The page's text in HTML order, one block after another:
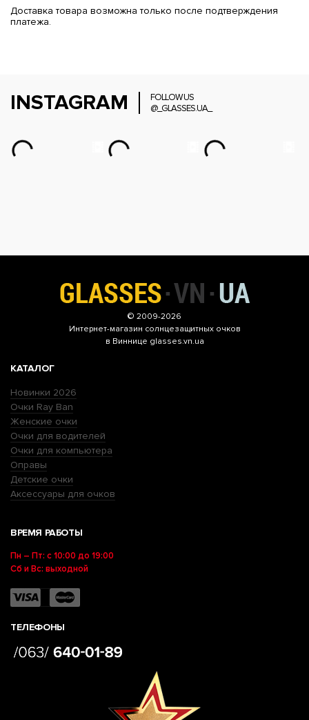
Доставка товара возможна только после подтверждения
платежа.
INSTAGRAM
FOLLOW US
@_GLASSES.UA_
© 2009-2026
Интернет-магазин солнцезащитных очков
в Виннице glasses.vn.ua
КАТАЛОГ
Новинки 2026
Очки Ray Ban
Женские очки
Очки для водителей
Очки для компьютера
Оправы
Детские очки
Аксессуары для очков
ВРЕМЯ РАБОТЫ
Пн – Пт: с 10:00 до 19:00
Сб и Вс: выходной
ТЕЛЕФОНЫ